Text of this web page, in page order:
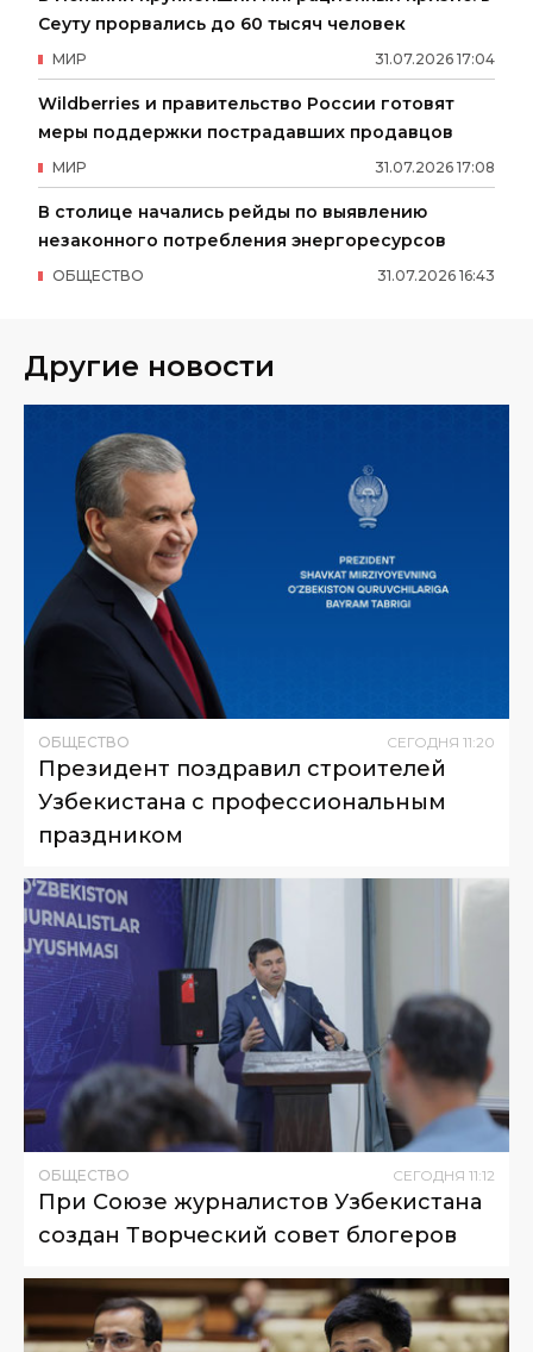
Сеуту прорвались до 60 тысяч человек
31.07.2026 17:04
МИР
Wildberries и правительство России готовят
меры поддержки пострадавших продавцов
31.07.2026 17:08
МИР
В столице начались рейды по выявлению
незаконного потребления энергоресурсов
31.07.2026 16:43
ОБЩЕСТВО
Другие новости
ОБЩЕСТВО СЕГОДНЯ 11:20
Президент поздравил строителей
Узбекистана с профессиональным
праздником
ОБЩЕСТВО СЕГОДНЯ 11:12
При Союзе журналистов Узбекистана
создан Творческий совет блогеров